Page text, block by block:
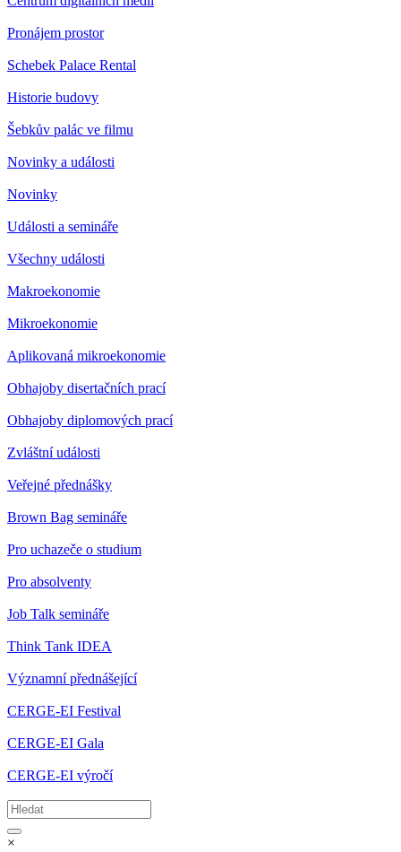
Pronájem prostor
Schebek Palace Rental
Historie budovy
Šebkův palác ve filmu
Novinky a události
Novinky
Události a semináře
Všechny události
Makroekonomie
Mikroekonomie
Aplikovaná mikroekonomie
Obhajoby disertačních prací
Obhajoby diplomových prací
Zvláštní události
Veřejné přednášky
Brown Bag semináře
Pro uchazeče o studium
Pro absolventy
Job Talk semináře
Think Tank IDEA
Významní přednášející
CERGE-EI Festival
CERGE-EI Gala
CERGE-EI výročí
×